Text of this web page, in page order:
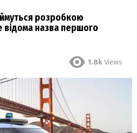
розробкою
відома назва першого
1.8k Views